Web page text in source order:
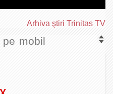
Arhiva ştiri Trinitas TV
pe mobil